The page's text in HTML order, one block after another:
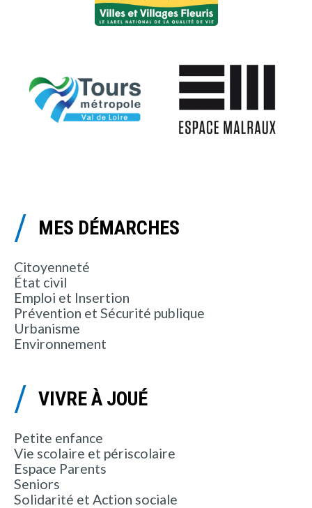
MES DÉMARCHES
Citoyenneté
État civil
Emploi et Insertion
Prévention et Sécurité publique
Urbanisme
Environnement
VIVRE À JOUÉ
Petite enfance
Vie scolaire et périscolaire
Espace Parents
Seniors
Solidarité et Action sociale